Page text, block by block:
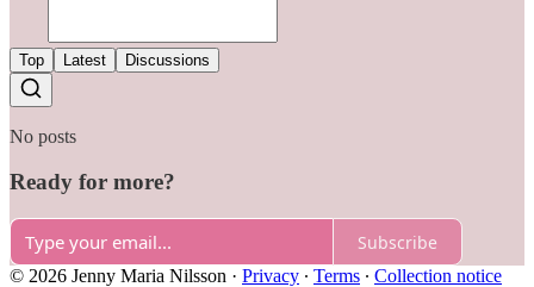
Top Latest Discussions
No posts
Ready for more?
Subscribe
© 2026 Jenny Maria Nilsson · Privacy ∙ Terms ∙ Collection notice